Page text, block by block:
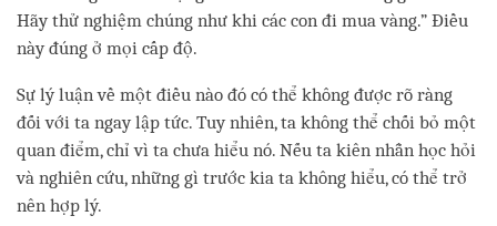
Hãy thử nghiệm chúng như khi các con đi mua vàng.” Điều
này đúng ở mọi cấp độ.
Sự lý luận về một điều nào đó có thể không được rõ ràng
đối với ta ngay lập tức. Tuy nhiên, ta không thể chối bỏ một
quan điểm, chỉ vì ta chưa hiểu nó. Nếu ta kiên nhẫn học hỏi
và nghiên cứu, những gì trước kia ta không hiểu, có thể trở
nên hợp lý.